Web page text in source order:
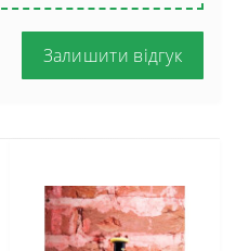
Залишити відгук